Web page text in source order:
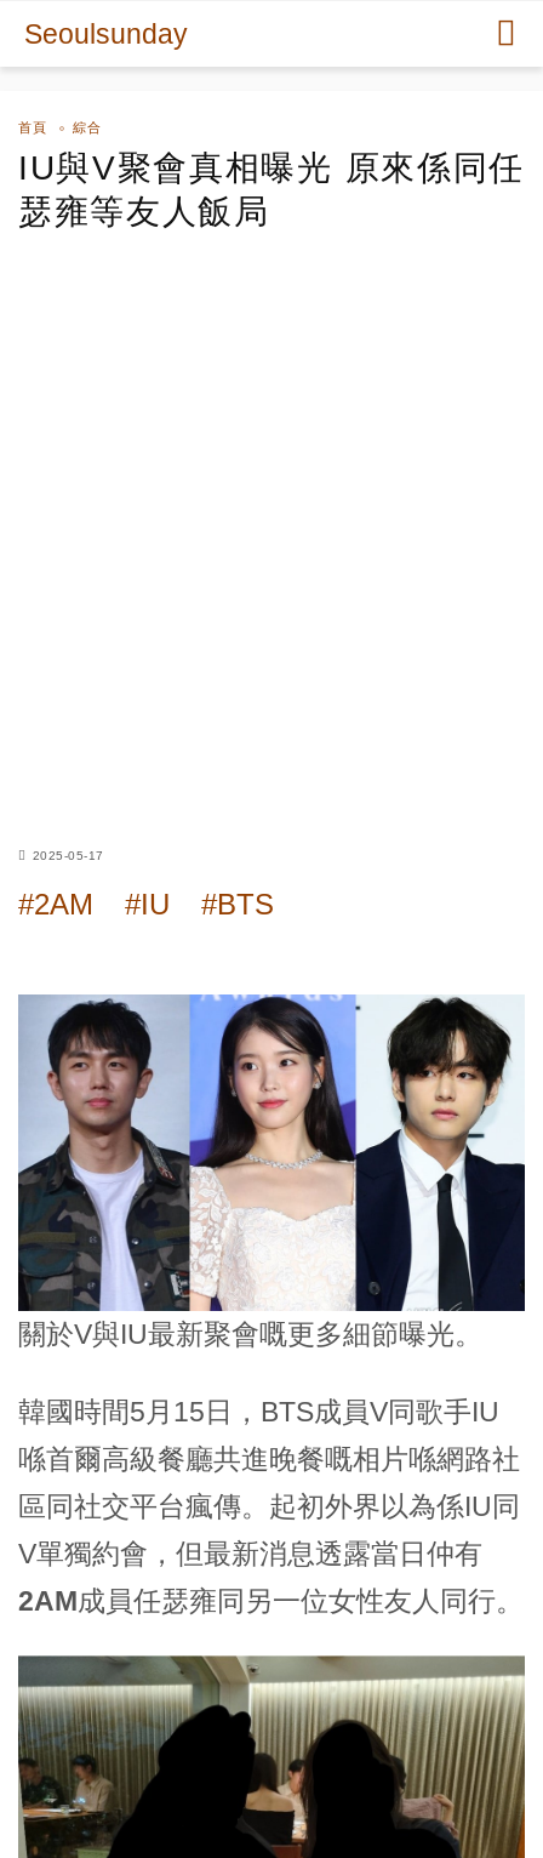
Seoulsunday
首頁 綜合
IU與V聚會真相曝光 原來係同任
瑟雍等友人飯局
2025-05-17
#2AM #IU #BTS
關於V與IU最新聚會嘅更多細節曝光。
韓國時間5月15日，BTS成員V同歌手IU
喺首爾高級餐廳共進晚餐嘅相片喺網路社
區同社交平台瘋傳。起初外界以為係IU同
V單獨約會，但最新消息透露當日仲有
2AM成員任瑟雍同另一位女性友人同行。